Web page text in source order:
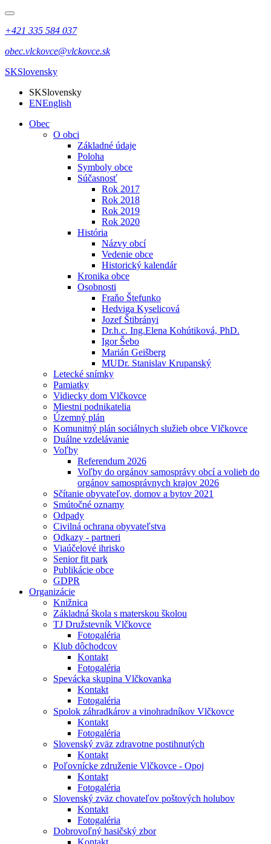
+421 335 584 037
obec.vlckovce@vlckovce.sk
SKSlovensky
SKSlovensky
ENEnglish
Obec
O obci
Základné údaje
Poloha
Symboly obce
Súčasnosť
Rok 2017
Rok 2018
Rok 2019
Rok 2020
História
Názvy obcí
Vedenie obce
Historický kalendár
Kronika obce
Osobnosti
Fraňo Štefunko
Hedviga Kyselicová
Jozef Štibrányi
Dr.h.c. Ing.Elena Kohútiková, PhD.
Igor Šebo
Marián Geišberg
MUDr. Stanislav Krupanský
Letecké snímky
Pamiatky
Vidiecky dom Vlčkovce
Miestni podnikatelia
Územný plán
Komunitný plán sociálnych služieb obce Vlčkovce
Duálne vzdelávanie
Voľby
Referendum 2026
Voľby do orgánov samosprávy obcí a volieb do
orgánov samosprávnych krajov 2026
Sčítanie obyvateľov, domov a bytov 2021
Smútočné oznamy
Odpady
Civilná ochrana obyvateľstva
Odkazy - partneri
Viaúčelové ihrisko
Senior fit park
Publikácie obce
GDPR
Organizácie
Knižnica
Základná škola s materskou školou
TJ Družstevník Vlčkovce
Fotogaléria
Klub dôchodcov
Kontakt
Fotogaléria
Spevácka skupina Vlčkovanka
Kontakt
Fotogaléria
Spolok záhradkárov a vinohradníkov Vlčkovce
Kontakt
Fotogaléria
Slovenský zväz zdravotne postihnutých
Kontakt
Poľovnícke združenie Vlčkovce - Opoj
Kontakt
Fotogaléria
Slovenský zväz chovateľov poštových holubov
Kontakt
Fotogaléria
Dobrovoľný hasičský zbor
Kontakt